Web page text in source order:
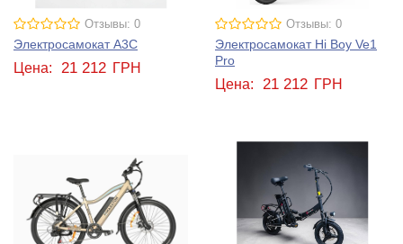
Отзывы: 0
Электросамокат A3С
Цена: 21 212 ГРН
Отзывы: 0
Электросамокат Hi Boy Ve1
Pro
Цена: 21 212 ГРН